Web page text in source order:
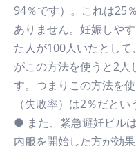
94％です）。これは25
ありません。妊娠しや
た人が100人いたとし
がこの方法を使うと2
す。つまりこの方法を
（失敗率）は2％だとい
● また、緊急避妊ピル
内服を開始した方が効